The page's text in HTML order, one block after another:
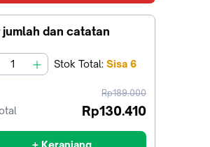
jumlah dan catatan
Stok Total: Sisa 6
harga
sebelum
Rp189.000
Rp130.410
+ Keranjang